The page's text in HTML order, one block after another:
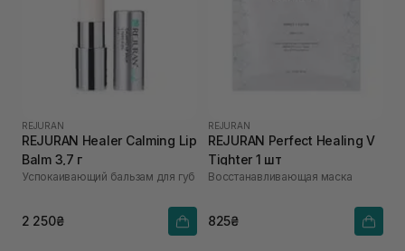
REJURAN
REJURAN Healer Calming Lip
Balm 3,7 г
Успокаивающий бальзам для губ
2 250₴
REJURAN
REJURAN Perfect Healing V
Tighter 1 шт
Восстанавливающая маска
825₴